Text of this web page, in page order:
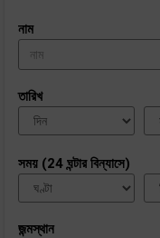
নাম
তারিখ
সময় (24 ঘন্টার বিন্যাসে)
জন্মস্থান